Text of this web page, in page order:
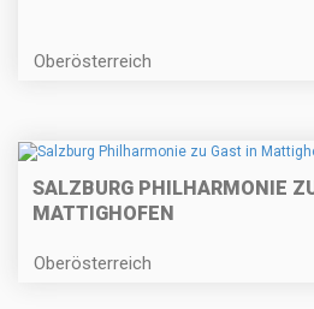
Oberösterreich
SALZBURG PHILHARMONIE
MATTIGHOFEN
Oberösterreich